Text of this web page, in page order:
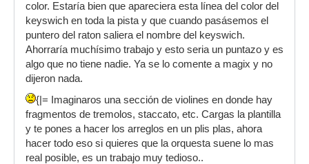
color. Estaría bien que apareciera esta línea del color del
keyswich en toda la pista y que cuando pasásemos el
puntero del raton saliera el nombre del keyswich.
Ahorraría muchísimo trabajo y esto seria un puntazo y es
algo que no tiene nadie. Ya se lo comente a magix y no
dijeron nada.
{|= Imaginaros una sección de violines en donde hay
fragmentos de tremolos, staccato, etc. Cargas la plantilla
y te pones a hacer los arreglos en un plis plas, ahora
hacer todo eso si quieres que la orquesta suene lo mas
real posible, es un trabajo muy tedioso..